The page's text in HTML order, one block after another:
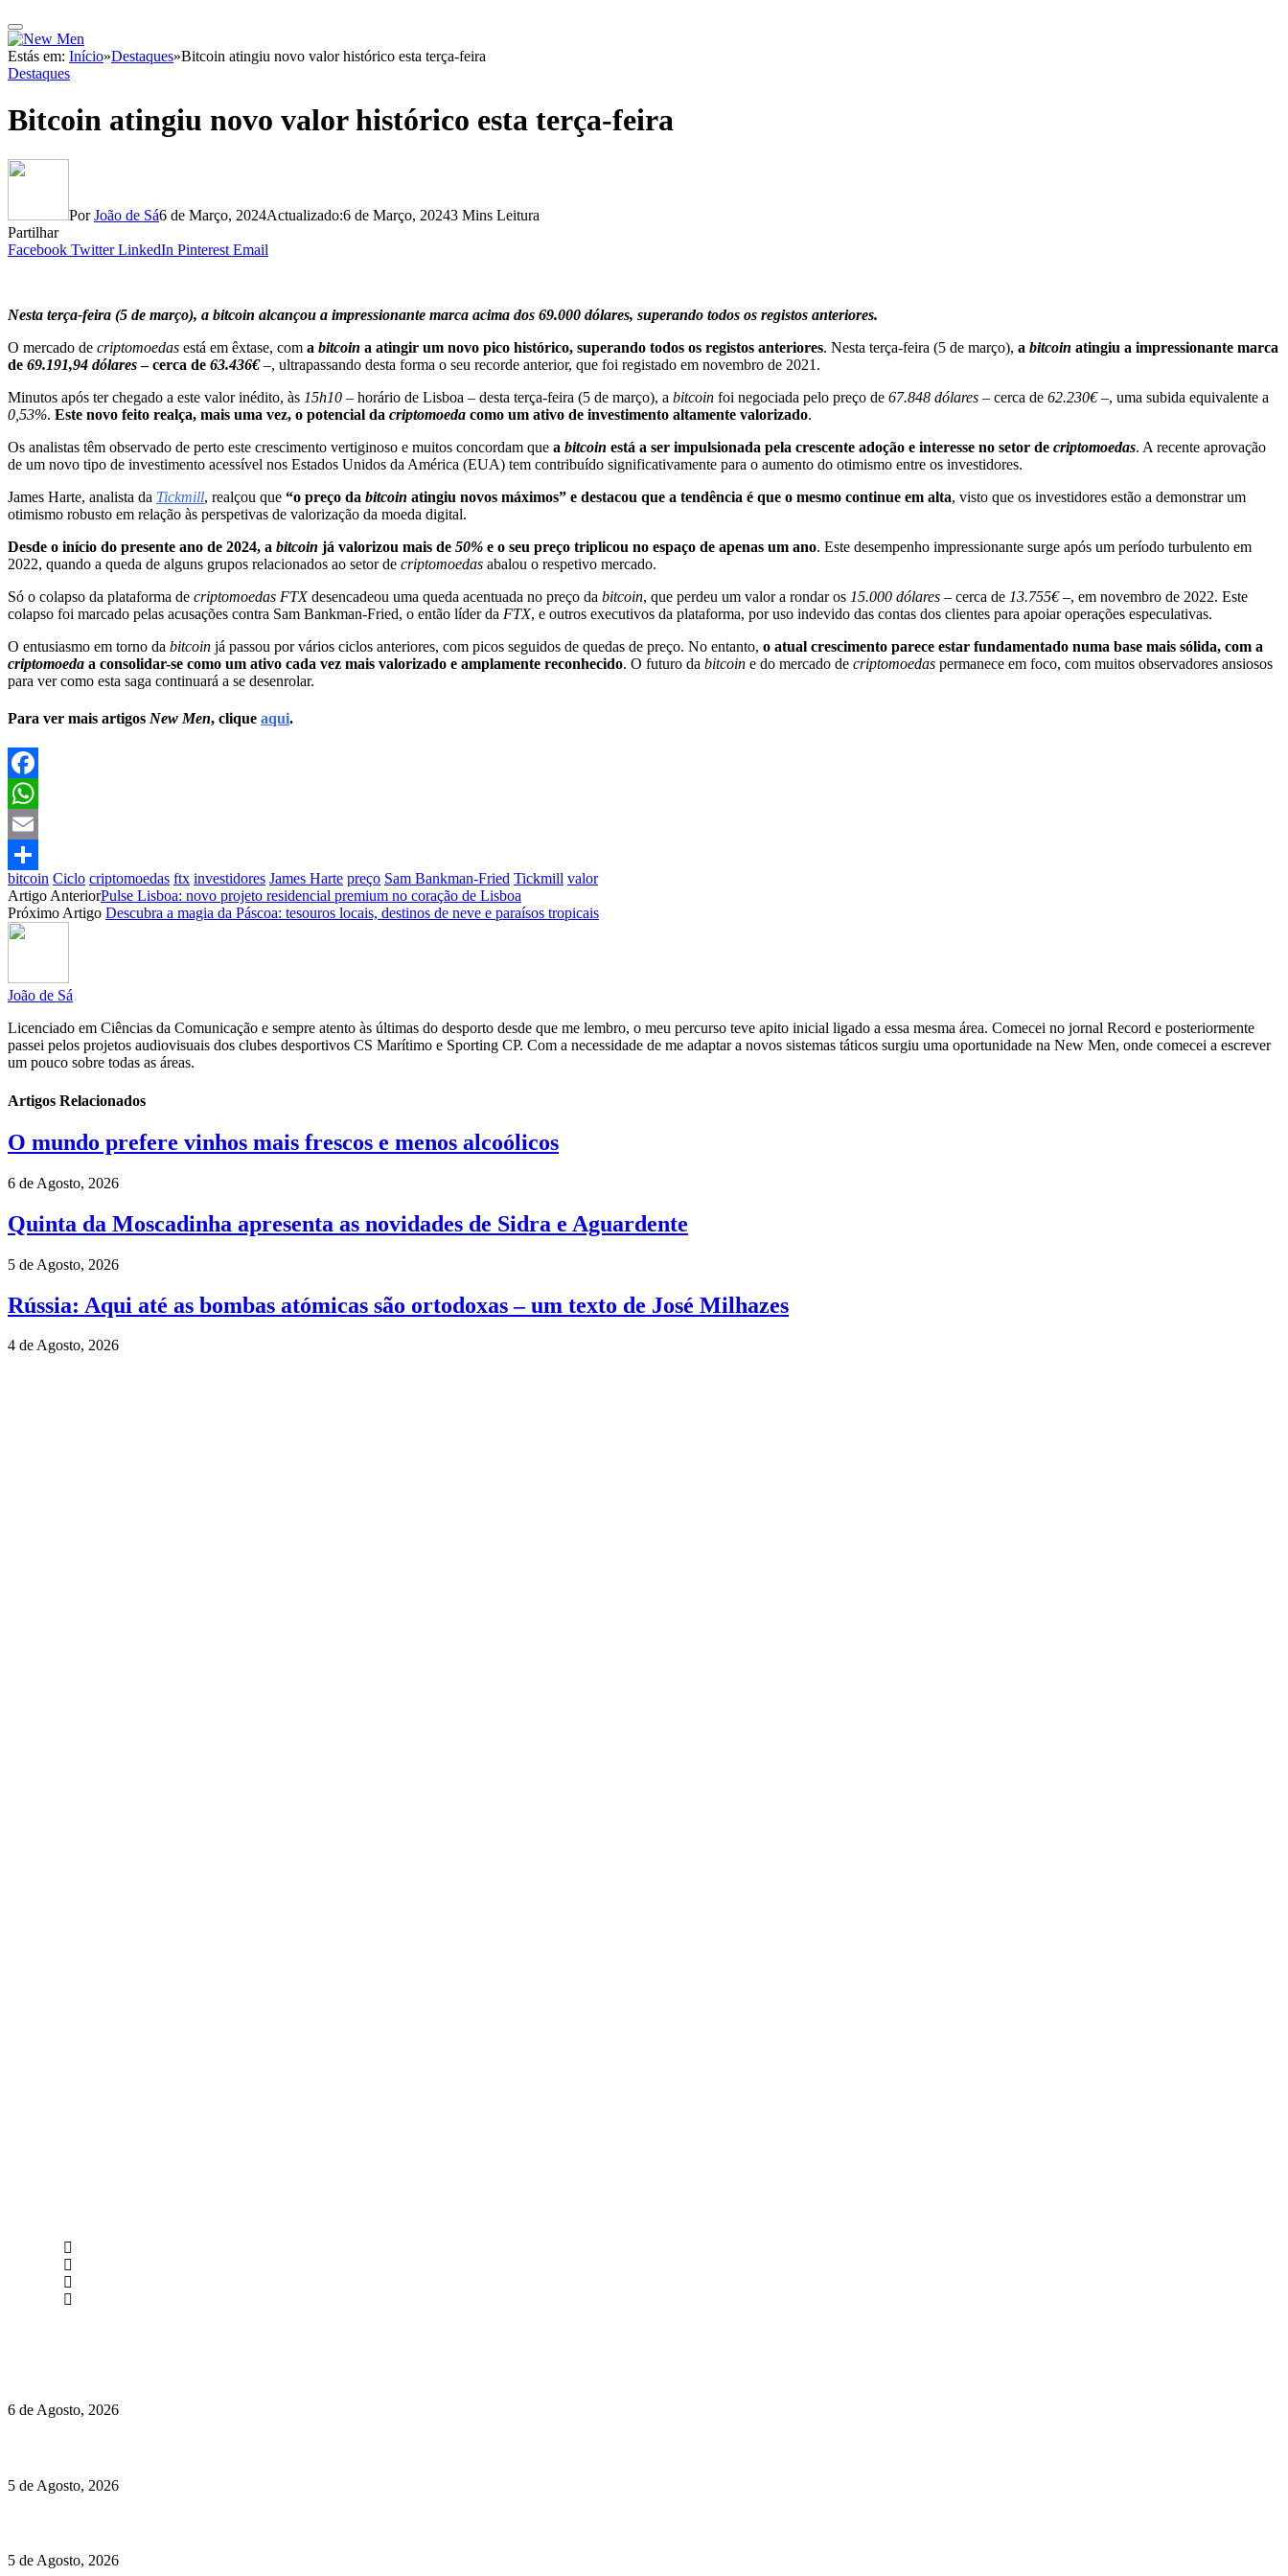
Estás em: Início»Destaques»Bitcoin atingiu novo valor histórico esta terça-feira
Destaques
Bitcoin atingiu novo valor histórico esta terça-feira
Por João de Sá6 de Março, 2024Actualizado:6 de Março, 20243 Mins Leitura
Partilhar
Facebook Twitter LinkedIn Pinterest Email
Nesta terça-feira (5 de março), a bitcoin alcançou a impressionante marca acima dos 69.000 dólares, superando todos os registos anteriores.
O mercado de criptomoedas está em êxtase, com a bitcoin a atingir um novo pico histórico, superando todos os registos anteriores. Nesta terça-feira (5 de março), a bitcoin atingiu a impressionante marca
de 69.191,94 dólares– cerca de 63.436€–, ultrapassando desta forma o seu recorde anterior, que foi registado em novembro de 2021.
Minutos após ter chegado a este valor inédito, às 15h10 – horário de Lisboa – desta terça-feira (5 de março), a bitcoin foi negociada pelo preço de 67.848 dólares – cerca de 62.230€–, uma subida equivalente a
0,53%. Este novo feito realça, mais uma vez, o potencial da criptomoeda como um ativo de investimento altamente valorizado.
Os analistas têm observado de perto este crescimento vertiginoso e muitos concordam que a bitcoin está a ser impulsionada pela crescente adoção e interesse no setor de criptomoedas. A recente aprovação
de um novo tipo de investimento acessível nos Estados Unidos da América (EUA) tem contribuído significativamente para o aumento do otimismo entre os investidores.
James Harte, analista da Tickmill, realçou que “o preço da bitcoin atingiu novos máximos” e destacou que a tendência é que o mesmo continue em alta, visto que os investidores estão a demonstrar um
otimismo robusto em relação às perspetivas de valorização da moeda digital.
Desde o início do presente ano de 2024, a bitcoin já valorizou mais de 50% e o seu preço triplicou no espaço de apenas um ano. Este desempenho impressionante surge após um período turbulento em
2022, quando a queda de alguns grupos relacionados ao setor de criptomoedas abalou o respetivo mercado.
Só o colapso da plataforma de criptomoedas FTXdesencadeou uma queda acentuada no preço da bitcoin, que perdeu um valor a rondar os 15.000 dólares – cerca de 13.755€–, em novembro de 2022. Este
colapso foi marcado pelas acusações contra Sam Bankman-Fried, o então líder da FTX, e outros executivos da plataforma, por uso indevido das contas dos clientes para apoiar operações especulativas.
O entusiasmo em torno da bitcoin já passou por vários ciclos anteriores, com picos seguidos de quedas de preço. No entanto, o atual crescimento parece estar fundamentado numa base mais sólida, com a
criptomoeda a consolidar-se como um ativo cada vez mais valorizado e amplamente reconhecido. O futuro da bitcoin e do mercado de criptomoedas permanece em foco, com muitos observadores ansiosos
para ver como esta saga continuará a se desenrolar.
Para ver mais artigos New Men, clique aqui.
Facebook
WhatsApp
Email
Partilhar
bitcoin Ciclo criptomoedas ftx investidores James Harte preço Sam Bankman-Fried Tickmill valor
Artigo AnteriorPulse Lisboa: novo projeto residencial premium no coração de Lisboa
Próximo Artigo Descubra a magia da Páscoa: tesouros locais, destinos de neve e paraísos tropicais
João de Sá
Licenciado em Ciências da Comunicação e sempre atento às últimas do desporto desde que me lembro, o meu percurso teve apito inicial ligado a essa mesma área. Comecei no jornal Record e posteriormente
passei pelos projetos audiovisuais dos clubes desportivos CS Marítimo e Sporting CP. Com a necessidade de me adaptar a novos sistemas táticos surgiu uma oportunidade na New Men, onde comecei a escrever
um pouco sobre todas as áreas.
Artigos Relacionados
O mundo prefere vinhos mais frescos e menos alcoólicos
6 de Agosto, 2026
Quinta da Moscadinha apresenta as novidades de Sidra e Aguardente
5 de Agosto, 2026
Rússia: Aqui até as bombas atómicas são ortodoxas – um texto de José Milhazes
4 de Agosto, 2026
6 de Agosto, 2026
5 de Agosto, 2026
5 de Agosto, 2026